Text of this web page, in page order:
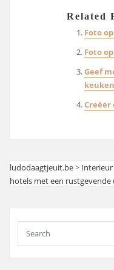
Related
Foto
Foto
Geef
Creëer
ludodaagtjeuit.be> Interieur
hotels met een